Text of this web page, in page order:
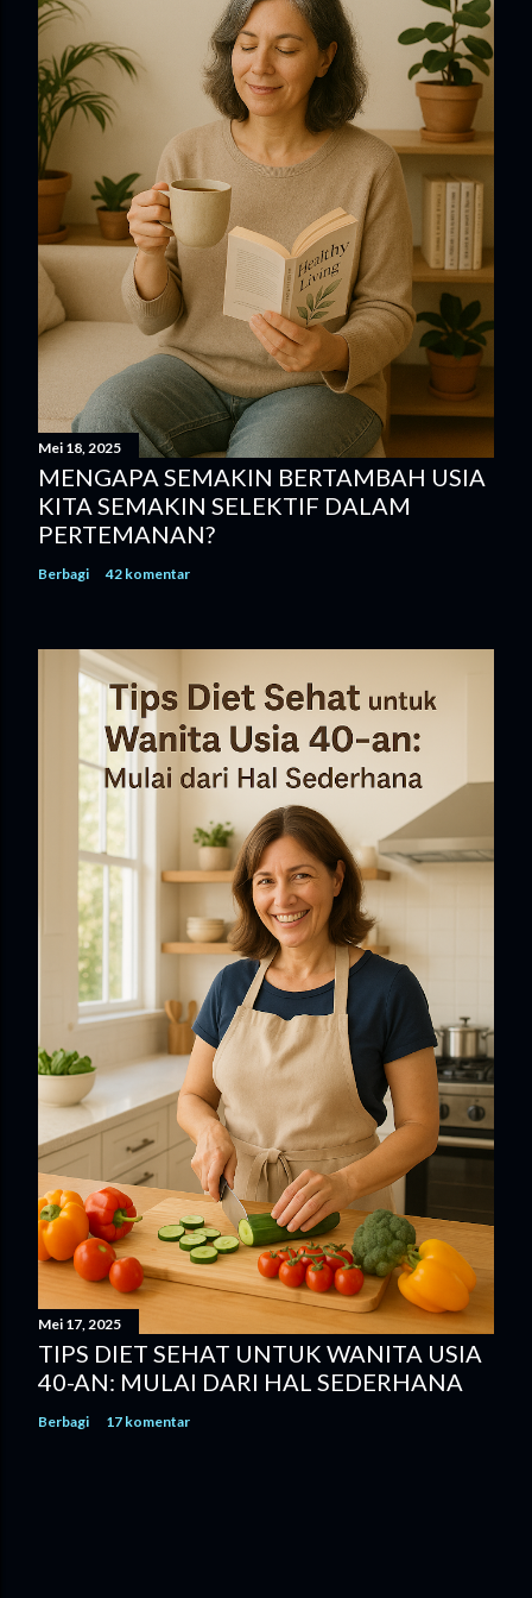
e
n
t
a
r
Mei 18, 2025
MENGAPA SEMAKIN BERTAMBAH USIA
KITA SEMAKIN SELEKTIF DALAM
PERTEMANAN?
Berbagi 42 komentar
Mei 17, 2025
TIPS DIET SEHAT UNTUK WANITA USIA
40-AN: MULAI DARI HAL SEDERHANA
Berbagi 17 komentar